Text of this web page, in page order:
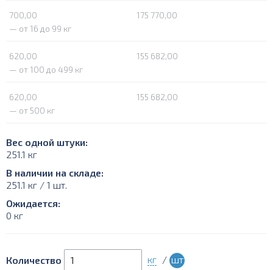
700,00
175 770,00
— от 16 до 99 кг
620,00
155 682,00
— от 100 до 499 кг
620,00
155 682,00
— от 500 кг
Вес одной штуки:
251.1 кг
В наличии на складе:
251.1 кг / 1 шт.
Ожидается:
0 кг
Количество кг / шт